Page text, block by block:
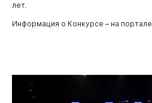
лет.
Информация о Конкурсе – на портале